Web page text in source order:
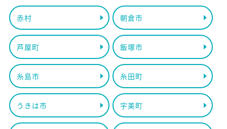
赤村 朝倉市
芦屋町 飯塚市
糸島市 糸田町
うきは市 宇美町